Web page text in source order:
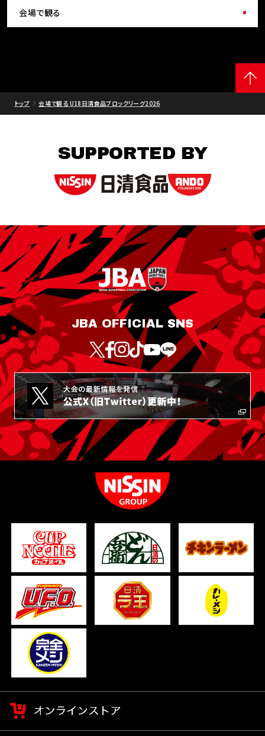
会場で観る
トップ 会場で観る U18日清食品ブロックリーグ2026
SUPPORTED BY
JBA OFFICIAL SNS